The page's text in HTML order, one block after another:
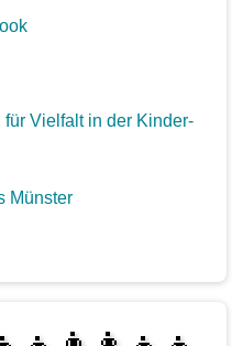
Vielfalt in der Kinder-
Münster